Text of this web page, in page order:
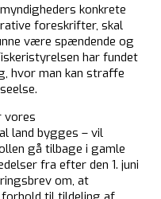
konkrete
foreskrifter, skal
være spændende og
har fundet
hvor man kan straffe
vores
land bygges – vil
gå tilbage i gamle
fra efter den 1. juni
om, at